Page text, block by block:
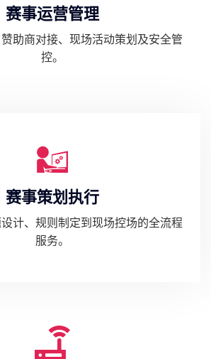
赛事运营管理
助商对接、现场活动策划及安全管
控。
赛事策划执行
计、规则制定到现场控场的全流程
服务。